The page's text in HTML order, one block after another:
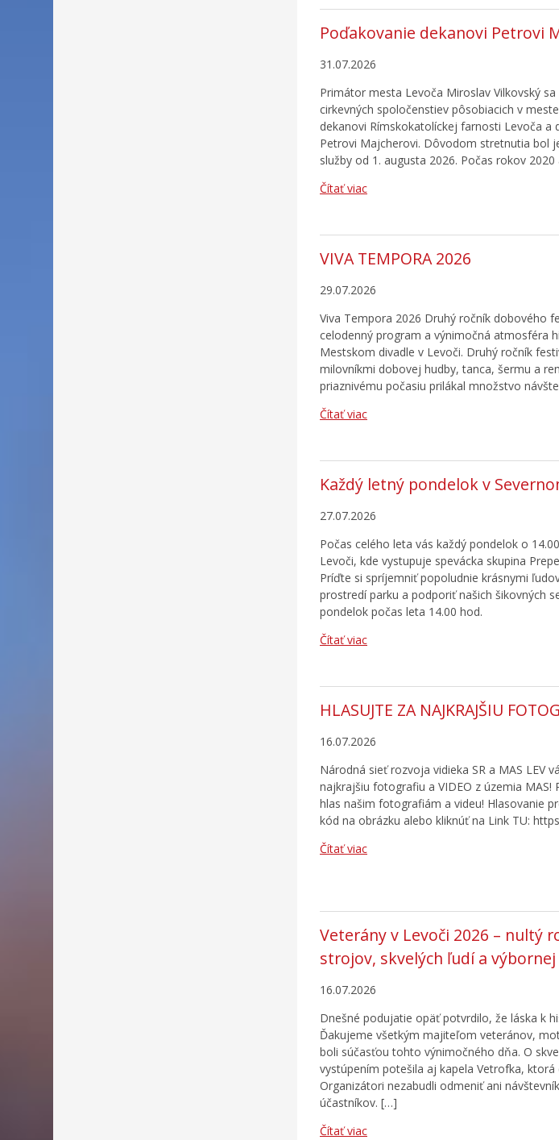
Poďakovanie dekanovi Petrovi
31.07.2026
Primátor mesta Levoča Miroslav Vilkovský
cirkevných spoločenstiev pôsobiacich v
dekanovi Rímskokatolíckej farnosti Levoča a
Petrovi Majcherovi. Dôvodom stretnutia bol
služby od 1. augusta 2026. Počas rokov
Čítať viac
VIVA TEMPORA 2026
29.07.2026
Viva Tempora 2026 Druhý ročník dobového
celodenný program a výnimočná atmosféra
Mestskom divadle v Levoči. Druhý ročník
milovníkmi dobovej hudby, tanca, šermu a
priaznivému počasiu prilákal množstvo
Čítať viac
Každý letný pondelok v
27.07.2026
Počas celého leta vás každý pondelok o
Levoči, kde vystupuje spevácka skupina
Príďte si spríjemniť popoludnie krásnymi
prostredí parku a podporiť našich šikovných
pondelok počas leta 14.00 hod.
Čítať viac
HLASUJTE ZA NAJKRAJŠIU
16.07.2026
Národná sieť rozvoja vidieka SR a MAS LEV
najkrajšiu fotografiu a VIDEO z územia
hlas našim fotografiám a videu! Hlasovanie
kód na obrázku alebo kliknúť na Link TU:
Čítať viac
Veterány v Levoči 2026 – nultý
strojov, skvelých ľudí a
16.07.2026
Dnešné podujatie opäť potvrdilo, že láska k
Ďakujeme všetkým majiteľom veteránov,
boli súčasťou tohto výnimočného dňa. O
vystúpením potešila aj kapela Vetrofka,
Organizátori nezabudli odmeniť ani
účastníkov. […]
Čítať viac